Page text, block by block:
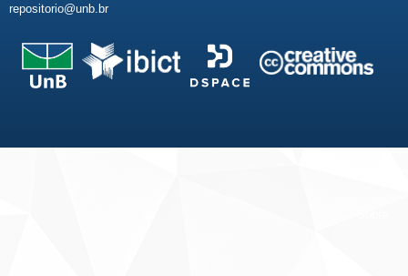
repositorio@unb.br